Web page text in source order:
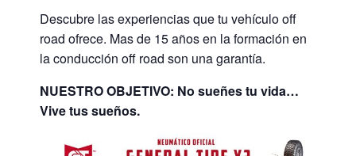
Descubre las experiencias que tu vehículo off
road ofrece. Mas de 15 años en la formación en
la conducción off road son una garantía.
NUESTRO OBJETIVO: No sueñes tu vida…
Vive tus sueños.